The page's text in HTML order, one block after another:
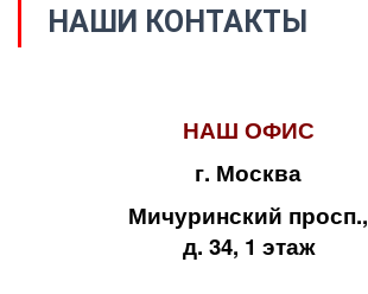
НАШИ КОНТАКТЫ
НАШ ОФИС
г. Москва
Мичуринский просп.,
д. 34, 1 этаж